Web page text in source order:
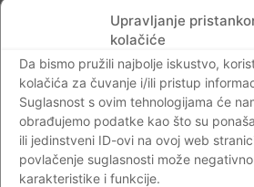
Upravljanje
kolačiće
Da bismo pružili najbolje iskustvo,
kolačića za čuvanje i/ili pristup
Suglasnost s ovim tehnologijama će
obrađujemo podatke kao što su
ili jedinstveni ID-ovi na ovoj web
povlačenje suglasnosti može
karakteristike i funkcije.
Braniteljski portal - 31.08.2018
Impressum Kontaktirajte nas
© Newspaper WordPress